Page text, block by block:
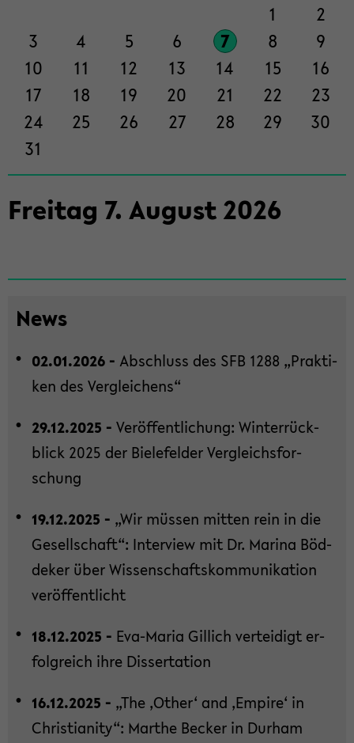
seln
1
2
3
4 5 6 7 8
9
10
11 12 13 14 15
16
17
18 19 20 21 22
23
24
25 26 27 28 29
30
31
Frei­tag 7. Au­gust2026
News
02.01.2026 - Ab­schluss des SFB 1288 „Prak­ti­
ken des Ver­glei­chens“
29.12.2025 - Ver­öf­fent­li­chung: Win­ter­rück­
blick 2025 der Bie­le­fel­der Ver­gleichs­for­
schung
19.12.2025 - „Wir müs­sen mit­ten rein in die
Ge­sell­schaft“: In­ter­view mit Dr. Ma­ri­na Böd­
de­ker über Wis­sen­schafts­kom­mu­ni­ka­ti­on
ver­öf­fent­licht
18.12.2025 - Eva-​Maria Gil­lich ver­tei­digt er­
folg­reich ihre Dis­ser­ta­ti­on
16.12.2025 - „The ‚Other‘ and ‚Em­pi­re‘ in
Chris­tia­ni­ty“: Mar­the Be­cker in Durham